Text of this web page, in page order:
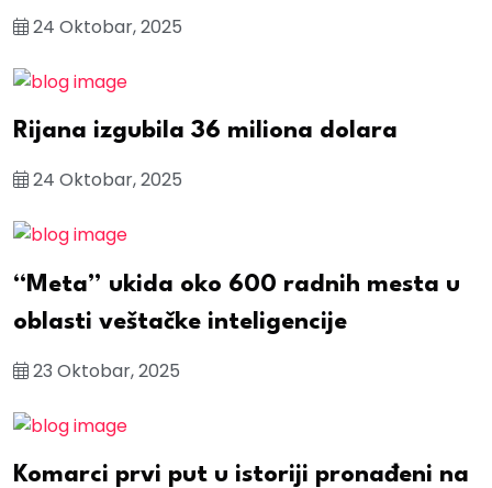
24 Oktobar, 2025
Rijana izgubila 36 miliona dolara
24 Oktobar, 2025
“Meta” ukida oko 600 radnih mesta u
oblasti veštačke inteligencije
23 Oktobar, 2025
Komarci prvi put u istoriji pronađeni na